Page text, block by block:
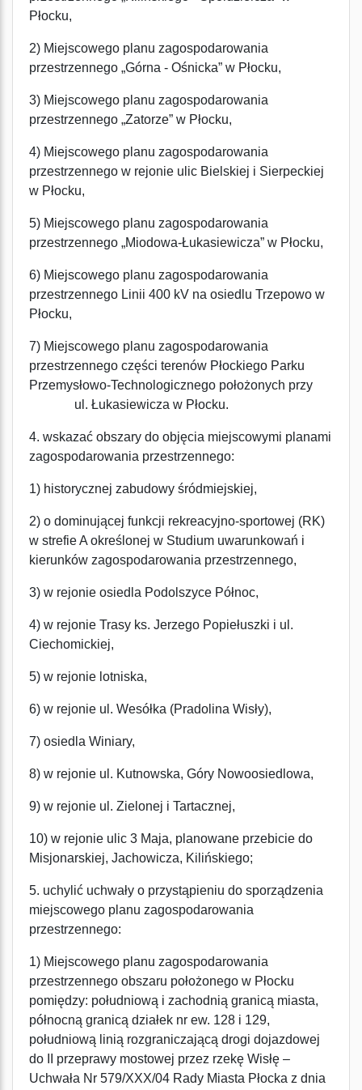
Płocku,
2) Miejscowego planu zagospodarowania
przestrzennego „Górna - Ośnicka” w Płocku,
3) Miejscowego planu zagospodarowania
przestrzennego „Zatorze” w Płocku,
4) Miejscowego planu zagospodarowania
przestrzennego w rejonie ulic Bielskiej i Sierpeckiej
w Płocku,
5) Miejscowego planu zagospodarowania
przestrzennego „Miodowa-Łukasiewicza” w Płocku,
6) Miejscowego planu zagospodarowania
przestrzennego Linii 400 kV na osiedlu Trzepowo w
Płocku,
7) Miejscowego planu zagospodarowania
przestrzennego części terenów Płockiego Parku
Przemysłowo-Technologicznego położonych przy
ul. Łukasiewicza w Płocku.
4. wskazać obszary do objęcia miejscowymi planami
zagospodarowania przestrzennego:
1) historycznej zabudowy śródmiejskiej,
2) o dominującej funkcji rekreacyjno-sportowej (RK)
w strefie A określonej w Studium uwarunkowań i
kierunków zagospodarowania przestrzennego,
3) w rejonie osiedla Podolszyce Północ,
4) w rejonie Trasy ks. Jerzego Popiełuszki i ul.
Ciechomickiej,
5) w rejonie lotniska,
6) w rejonie ul. Wesółka (Pradolina Wisły),
7) osiedla Winiary,
8) w rejonie ul. Kutnowska, Góry Nowoosiedlowa,
9) w rejonie ul. Zielonej i Tartacznej,
10) w rejonie ulic 3 Maja, planowane przebicie do
Misjonarskiej, Jachowicza, Kilińskiego;
5. uchylić uchwały o przystąpieniu do sporządzenia
miejscowego planu zagospodarowania
przestrzennego:
1) Miejscowego planu zagospodarowania
przestrzennego obszaru położonego w Płocku
pomiędzy: południową i zachodnią granicą miasta,
północną granicą działek nr ew. 128 i 129,
południową linią rozgraniczającą drogi dojazdowej
do II przeprawy mostowej przez rzekę Wisłę –
Uchwała Nr 579/XXX/04 Rady Miasta Płocka z dnia